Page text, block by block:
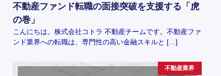
不動産ファンド転職の面接突破を支援する「虎
の巻」
こんにちは。株式会社コトラ 不動産チームです。不動産ファ
ンド業界への転職は、専門性の高い金融スキルと […]
不動産業界